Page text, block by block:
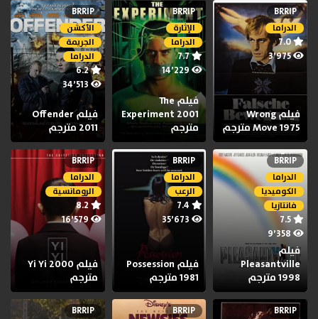
BRRIP
الدراما
7.0
3٬975
فيلم Wrong
Move 1975 مترجم
BRRIP
الإثارة
الدراما
7.7
14٬229
فيلم The
Experiment 2001
مترجم
BRRIP
الأكشن
الجريمة
الدراما
6.2
فيلم Offender
2011 مترجم
BRRIP
الدراما
الكوميديا
فانتازيا
فيلم
Pleasantville
1998 مترجم
BRRIP
الدراما
الرعب
7.4
35٬673
فيلم Possession
1981 مترجم
BRRIP
الدراما
الرومانسية
فيلم Yi Yi 2000
مترجم
BRRIP
BRRIP
BRRIP